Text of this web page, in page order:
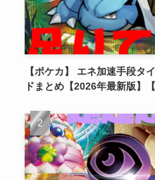
【ポケカ】 エネ加速手段タ
ドまとめ【2026年最新版】